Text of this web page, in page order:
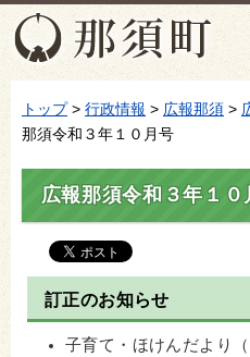
トップ> 行政情報 > 広報那須 >
那須令和３年１０月号
広報那須令和３年１０
訂正のお知らせ
子育て・ほけんだより